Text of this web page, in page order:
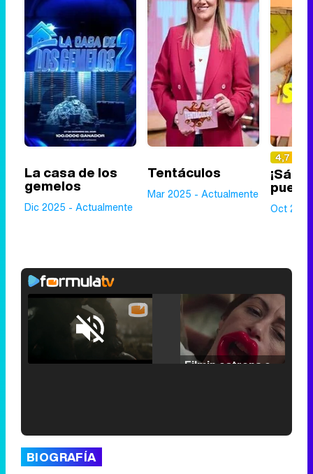
La casa de los
gemelos
Dic 2025 - Actualmente
Tentáculos
Mar 2025 - Actualmente
4,7
Oct
Unmute /
BIOGRAFÍA